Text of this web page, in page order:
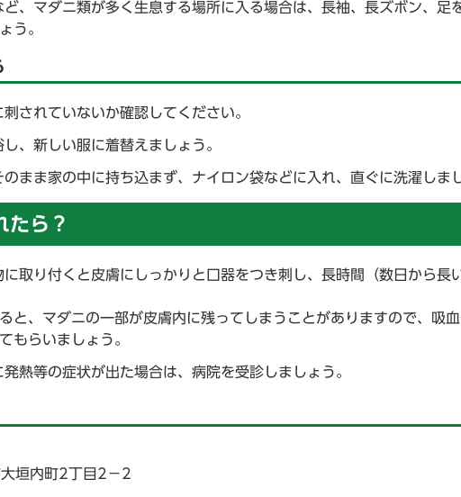
ど、マダニ類が多く生息する場所に入る場合は、長袖、長ズボン、足
う。
されていないか確認してください。
、新しい服に着替えましょう。
のまま家の中に持ち込まず、ナイロン袋などに入れ、直ぐに洗濯しま
たら？
に取り付くと皮膚にしっかりと口器をつき刺し、長時間（数日から長
と、マダニの一部が皮膚内に残ってしまうことがありますので、吸
もらいましょう。
熱等の症状が出た場合は、病院を受診しましょう。
垣内町2丁目2－2